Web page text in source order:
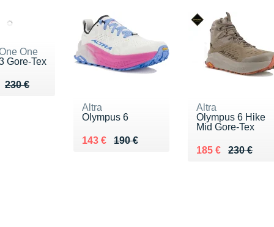
One
Gore-Tex
230 €
de 230 €
169 €
Altra
Olympus 6
190 €
Au lieu de 190 €
143 €
Vendu 143 €
Altra
Olympus 6 Hike
Mid Gore-Tex
230 €
Au lieu de 230 €
185 €
Vendu 185 €